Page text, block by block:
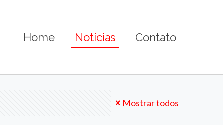
Home Notícias Contato
Mostrar todos